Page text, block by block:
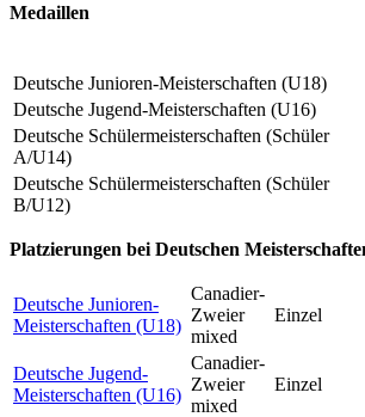
Medaillen
Deutsche Junioren-Meisterschaften (U18)
Deutsche Jugend-Meisterschaften (U16)
Deutsche Schülermeisterschaften (Schüler
A/U14)
Deutsche Schülermeisterschaften (Schüler
B/U12)
Platzierungen bei Deutschen
Deutsche Junioren-
Meisterschaften (U18)
Canadier-
Zweier
mixed
Einzel
Deutsche Jugend-
Meisterschaften (U16)
Canadier-
Zweier
mixed
Einzel